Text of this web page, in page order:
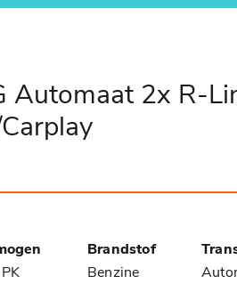
Automaat 2x R-
Brandstof
Benzine